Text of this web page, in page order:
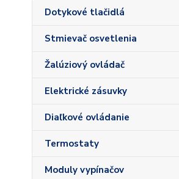
Dotykové tlačidlá
Stmievač osvetlenia
Žalúziový ovládač
Elektrické zásuvky
Diaľkové ovládanie
Termostaty
Moduly vypínačov